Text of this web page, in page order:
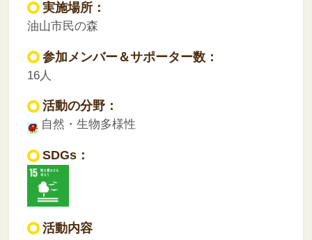
実施場所：
油山市民の森
参加メンバー＆サポーター数：
16人
活動の分野：
自然・生物多様性
SDGs：
活動内容